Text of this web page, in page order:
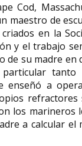
Cod,
maestro de
en la
y el trabajo
su madre en
enseñó a
refractores
los marineros
a calcular el